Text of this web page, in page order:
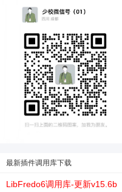
最新插件调用库下载
LibFredo6调用库-更新v15.6b